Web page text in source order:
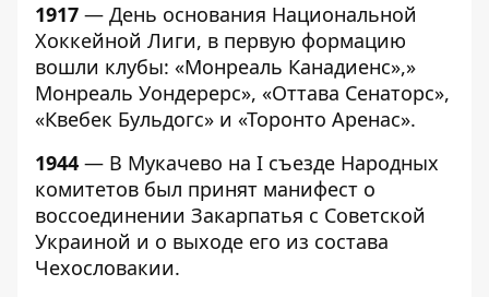
1917 — День основания Национальной
Хоккейной Лиги, в первую формацию
вошли клубы: «Монреаль Канадиенс»,»
Монреаль Уондерерс», «Оттава Сенаторс»,
«Квебек Бульдогс» и «Торонто Аренас».
1944 — В Мукачево на I съезде Народных
комитетов был принят манифест о
воссоединении Закарпатья с Советской
Украиной и о выходе его из состава
Чехословакии.